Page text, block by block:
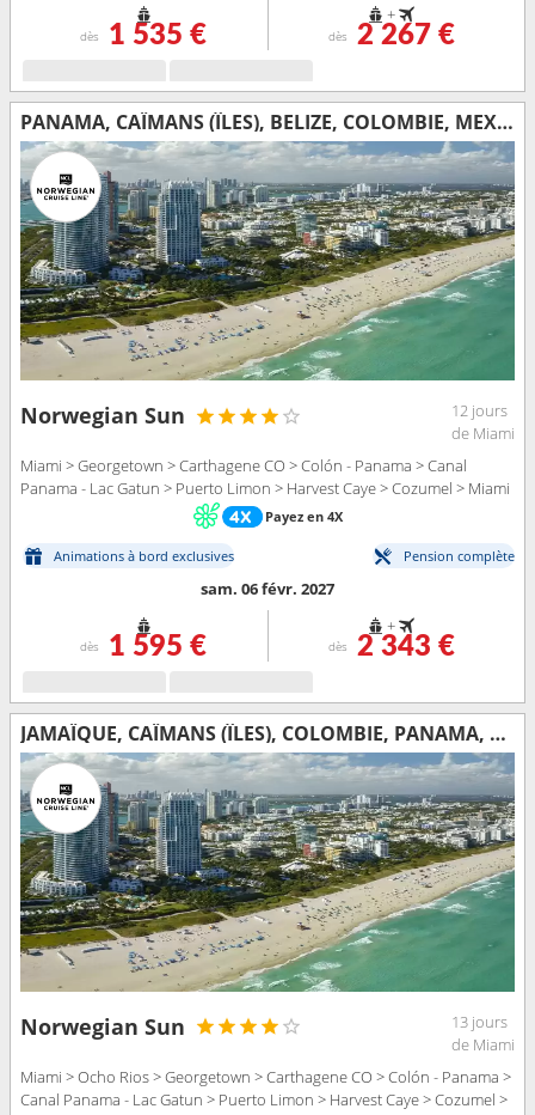
dès 1 535 €
+
dès 2 267 €
PANAMA, CAÏMANS (ÎLES), BELIZE, COLOMBIE, MEXIQUE, ÉTATS-UNIS, COSTA RICA
Norwegian Sun
12 jours
de Miami
Miami > Georgetown > Carthagene CO > Colón - Panama > Canal
Panama - Lac Gatun > Puerto Limon > Harvest Caye > Cozumel > Miami
Payez en 4X
Animations à bord exclusives Pension complète
sam. 06 févr. 2027
dès 1 595 €
+
dès 2 343 €
JAMAÏQUE, CAÏMANS (ÎLES), COLOMBIE, PANAMA, COSTA RICA, BELIZE, MEXIQUE, ÉTATS-UNIS
Norwegian Sun
13 jours
de Miami
Miami > Ocho Rios > Georgetown > Carthagene CO > Colón - Panama >
Canal Panama - Lac Gatun > Puerto Limon > Harvest Caye > Cozumel >